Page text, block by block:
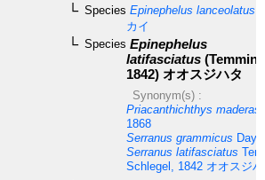
Species Epinephelus lanceolatus
カイ
Species Epinephelus
latifasciatus
1842) オオスジハタ
Synonym(s) :
Priacanthichthys
1868
Serranus grammicus Day,
Serranus latifasciatus
Schlegel, 1842 オオスジ